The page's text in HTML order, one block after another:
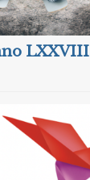
LXXVIII